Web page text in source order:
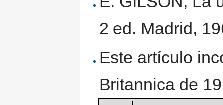
2 ed. Madrid,
Este artículo
Britannica de